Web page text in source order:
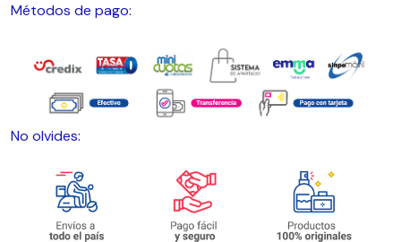
Métodos de pago:
No olvides: